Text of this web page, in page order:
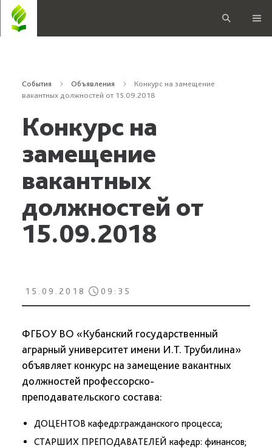
События Объявления
Конкурс на замещение
вакантных должностей от 15.09.2018
Конкурс на
замещение
вакантных
должностей от
15.09.2018
15.09.2018 09:35
ФГБОУ ВО «Кубанский государственный
аграрный университет имени И.Т. Трубилина»
объявляет конкурс на замещение вакантных
должностей профессорско-
преподавательского состава:
ДОЦЕНТОВ кафедр:гражданского процесса;
СТАРШИХ ПРЕПОДАВАТЕЛЕЙ кафедр: финансов;